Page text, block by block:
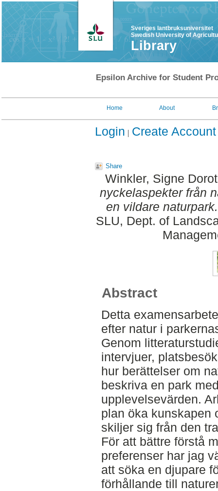
Sveriges lantbruksuniversitet
Swedish University of
Library
Epsilon Archive for Student
Home About
Login Create Account
Share
Winkler, Signe
nyckelaspekter från
en vildare naturpark.
SLU, Dept. of
Abstract
Detta
efter natur i
Genom
intervjuer,
hur berättelser om
beskriva en park
upplevelsevärden.
plan öka kunskapen
skiljer sig från den
För att bättre förstå
preferenser har jag
att söka en djupare
förhållande till